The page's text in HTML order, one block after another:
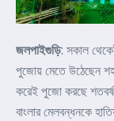
জলপাইগুড়ি: সকাল
পুজোয় মেতে উঠেছেন
করেই পুজো করছে শতবর্ষ
বাংলার মেলবন্ধনকে